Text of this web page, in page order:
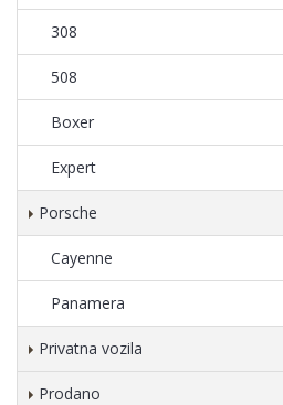
308
508
Boxer
Expert
Porsche
Cayenne
Panamera
Privatna vozila
Prodano